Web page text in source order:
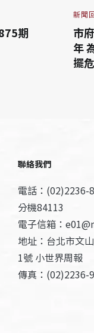
期
新聞
市
年
擺
聯絡我們
電話：(02)2236-
分機84113
電子信箱：
地址：台北市文
1號 小世界周報
傳真：(02)2236-